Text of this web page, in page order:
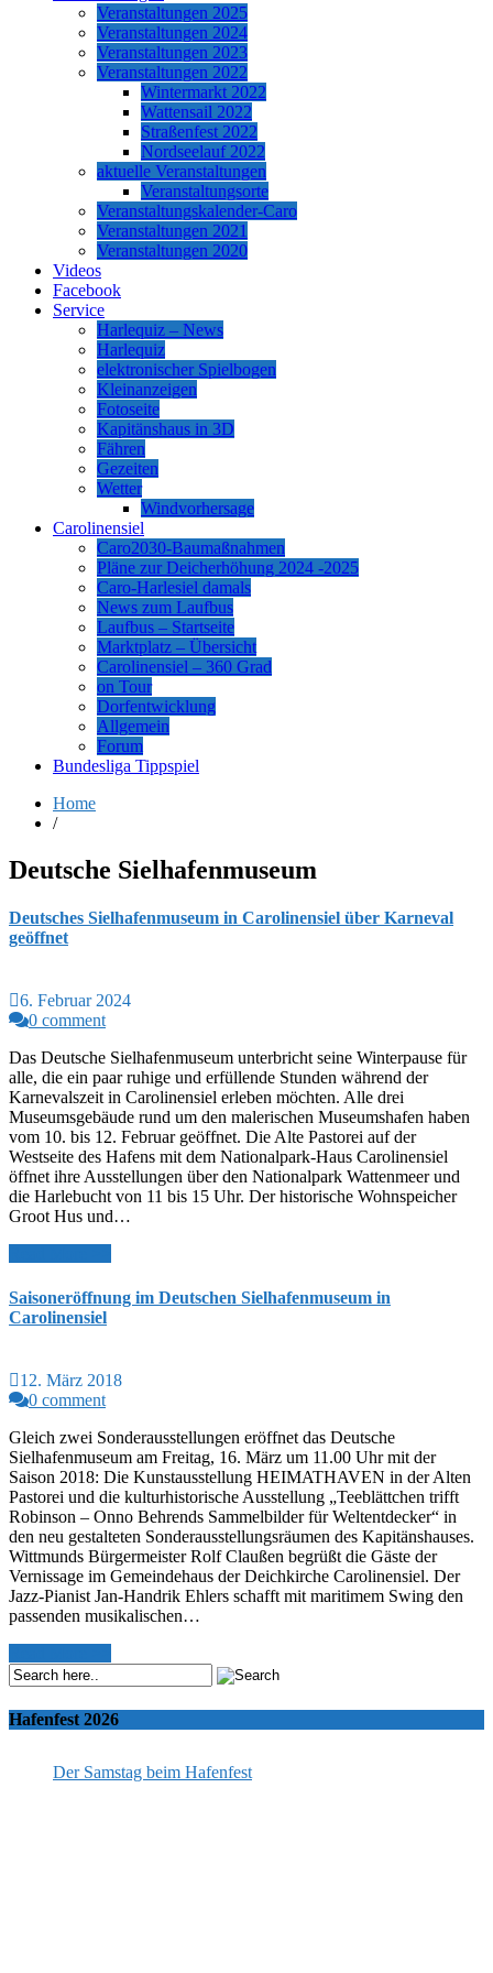
Veranstaltungen 2025
Veranstaltungen 2024
Veranstaltungen 2023
Veranstaltungen 2022
Wintermarkt 2022
Wattensail 2022
Straßenfest 2022
Nordseelauf 2022
aktuelle Veranstaltungen
Veranstaltungsorte
Veranstaltungskalender-Caro
Veranstaltungen 2021
Veranstaltungen 2020
Videos
Facebook
Service
Harlequiz – News
Harlequiz
elektronischer Spielbogen
Kleinanzeigen
Fotoseite
Kapitänshaus in 3D
Fähren
Gezeiten
Wetter
Windvorhersage
Carolinensiel
Caro2030-Baumaßnahmen
Pläne zur Deicherhöhung 2024 -2025
Caro-Harlesiel damals
News zum Laufbus
Laufbus – Startseite
Marktplatz – Übersicht
Carolinensiel – 360 Grad
on Tour
Dorfentwicklung
Allgemein
Forum
Bundesliga Tippspiel
Home
/
Deutsche Sielhafenmuseum
Deutsches Sielhafenmuseum in Carolinensiel über Karneval
geöffnet
6. Februar 2024
0 comment
Das Deutsche Sielhafenmuseum unterbricht seine Winterpause für
alle, die ein paar ruhige und erfüllende Stunden während der
Karnevalszeit in Carolinensiel erleben möchten. Alle drei
Museumsgebäude rund um den malerischen Museumshafen haben
vom 10. bis 12. Februar geöffnet. Die Alte Pastorei auf der
Westseite des Hafens mit dem Nationalpark-Haus Carolinensiel
öffnet ihre Ausstellungen über den Nationalpark Wattenmeer und
die Harlebucht von 11 bis 15 Uhr. Der historische Wohnspeicher
Groot Hus und…
Saisoneröffnung im Deutschen Sielhafenmuseum in
Carolinensiel
12. März 2018
0 comment
Gleich zwei Sonderausstellungen eröffnet das Deutsche
Sielhafenmuseum am Freitag, 16. März um 11.00 Uhr mit der
Saison 2018: Die Kunstausstellung HEIMATHAVEN in der Alten
Pastorei und die kulturhistorische Ausstellung „Teeblättchen trifft
Robinson – Onno Behrends Sammelbilder für Weltentdecker“ in
den neu gestalteten Sonderausstellungsräumen des Kapitänshauses.
Wittmunds Bürgermeister Rolf Claußen begrüßt die Gäste der
Vernissage im Gemeindehaus der Deichkirche Carolinensiel. Der
Jazz-Pianist Jan-Handrik Ehlers schafft mit maritimem Swing den
passenden musikalischen…
Hafenfest 2026
Der Samstag beim Hafenfest